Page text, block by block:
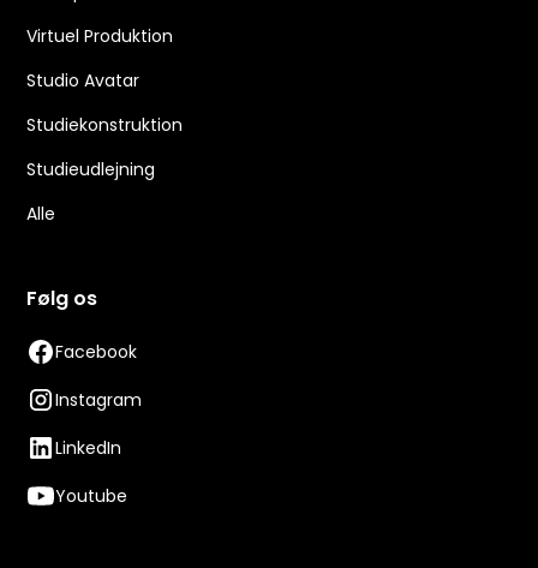
Virtuel Produktion
Studio Avatar
Studiekonstruktion
Studieudlejning
Alle
Følg os
Facebook
Instagram
LinkedIn
Youtube